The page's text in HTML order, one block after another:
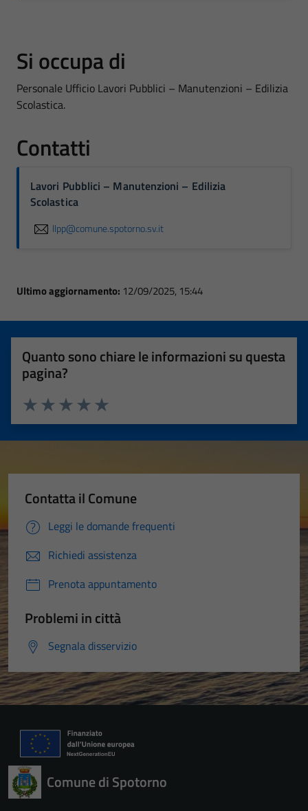
Si occupa di
Personale Ufficio Lavori Pubblici – Manutenzioni – Edilizia
Scolastica.
Contatti
Lavori Pubblici – Manutenzioni – Edilizia
Scolastica
llpp@comune.spotorno.sv.it
Ultimo aggiornamento: 12/09/2025, 15:44
Quanto sono chiare le informazioni su questa
pagina?
Valuta 5 stelle su 5
Valuta 4 stelle su 5
Valuta 3 stelle su 5
Valuta 2 stelle su 5
Valuta 1 stelle su 5
Contatta il Comune
Leggi le domande frequenti
Richiedi assistenza
Prenota appuntamento
Problemi in città
Segnala disservizio
Comune di Spotorno